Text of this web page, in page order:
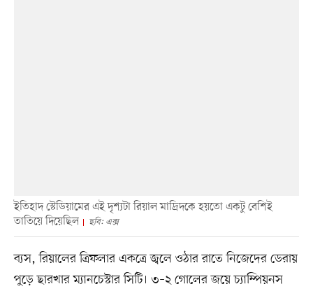
ইতিহাদ স্টেডিয়ামের এই দৃশ্যটা রিয়াল মাদ্রিদকে হয়তো একটু বেশিই
তাতিয়ে দিয়েছিল
ছবি: এক্স
ব্যস, রিয়ালের ত্রিফলার একত্রে জ্বলে ওঠার রাতে নিজেদের ডেরায়
পুড়ে ছারখার ম্যানচেস্টার সিটি। ৩–২ গোলের জয়ে চ্যাম্পিয়নস